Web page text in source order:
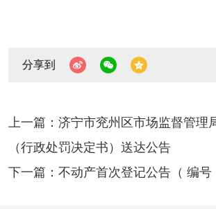
分享到
上一篇：济宁市兖州区市场监督管理
（行政处罚决定书）送达公告
下一篇：不动产首次登记公告（ 编号